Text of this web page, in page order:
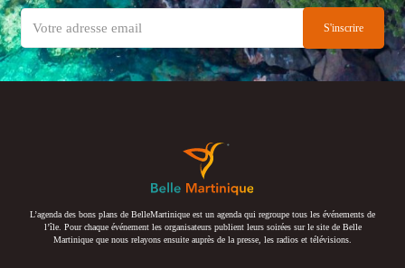
L’agenda des bons plans de BelleMartinique est un agenda qui regroupe tous les événements de
l’île. Pour chaque événement les organisateurs publient leurs soirées sur le site de Belle
Martinique que nous relayons ensuite auprès de la presse, les radios et télévisions.